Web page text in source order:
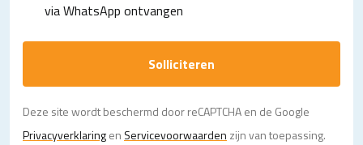
via WhatsApp ontvangen
Solliciteren
Deze site wordt beschermd door reCAPTCHA en de Google
Privacy­verklaringen Servicevoorwaarden zijn van toepassing.